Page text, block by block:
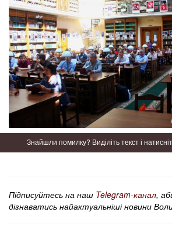
Знайшли помилку? Виділіть текст і
Підписуйтесь на наш Telegram-канал,
дізнаватись найактуальніші новини